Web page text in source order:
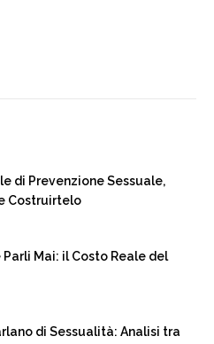
di Prevenzione Sessuale,
Costruirtelo
Mai: il Costo Reale del
di Sessualità: Analisi tra